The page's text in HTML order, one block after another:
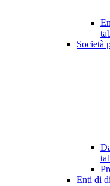
Società
Enti di